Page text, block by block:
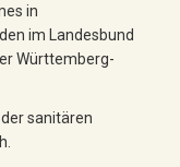
in
im Landesbund
Württemberg-
sanitären